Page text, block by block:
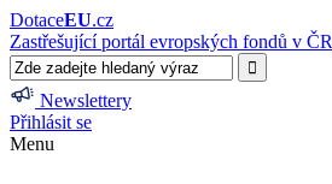
DotaceEU.cz
Zastřešující portál evropských fondů v ČR
Newslettery
Přihlásit se
Menu